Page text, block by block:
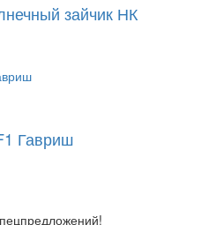
зайчик НК
Гавриш